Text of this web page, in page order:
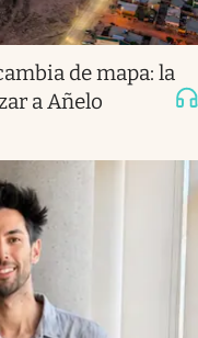
de mapa: la
a Añelo